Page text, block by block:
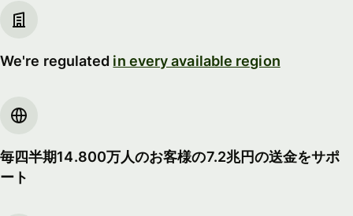
We're regulated in every available region
毎四半期14.800万人のお客様の7.2兆円の送金をサポ
ート